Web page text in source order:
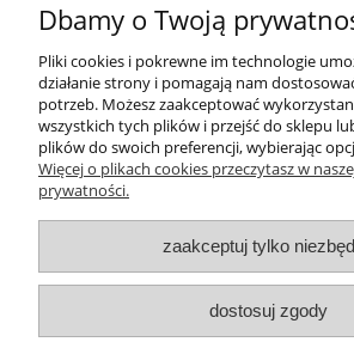
« 1 2 3 4 5 6
Pomoc
Dostawa i płatności
Moje konto
Gwarancja i zwroty
Dbamy o Twoją
Pliki cookies i pokrewne im technologie
działanie strony i pomagają nam
potrzeb. Możesz zaakceptować
wszystkich tych plików i przejść do sklepu
plików do swoich preferencji, wybierając
Więcej o plikach cookies przeczytasz w
prywatności.
zaakceptuj tylko
dostosuj zgody